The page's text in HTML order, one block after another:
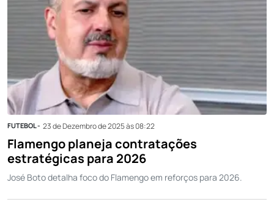
FUTEBOL - 23 de Dezembro de 2025 às 08:22
Flamengo planeja contratações
estratégicas para 2026
José Boto detalha foco do Flamengo em reforços para 2026.